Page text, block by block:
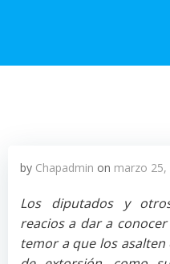
by Chapadmin on marzo 25,
Los diputados y
reacios a dar a
temor a que los